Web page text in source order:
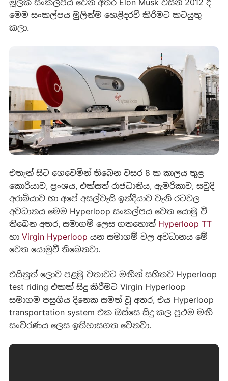
මෙම සංකල්පය මුලින්ම හෙළිදරව් කිරීමට කටයුතු
කලා.
එතැන් සිට ගෙවෙමින් තිබෙන වසර 8 ක කාලය තුළ
කොරියාව, ප්‍රංශය, එක්සත් රාජධානිය, ඇමරිකාව, සවුදි
අරාබියාව හා අපේ අසල්වැසි ඉන්දියාව වැනි රටවල
අවධානය මෙම Hyperloop සංකල්පය වෙත යොමු වී
තිබෙන අතර, සමාගම් ලෙස ගතහොත් Hyperloop TT
හා Virgin Hyperloop යන සමාගම් වල අවධානය මේ
වෙත යොමුවී තිබෙනවා.
එයිනුත් ලොව පළමු වතාවට මඟීන් සහිතව Hyperloop
test riding එකක් සිදු කිරීමට Virgin Hyperloop
සමාගම පසුගිය දිනෙක සමත් වූ අතර, එය Hyperloop
transportation system එක ඔස්සෙ සිදු කල ප්‍රථම මඟී
සංචරණය ලෙස ඉතිහාසගත වෙනවා.